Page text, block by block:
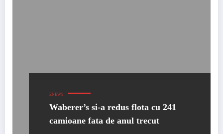
ENEWS
Waberer’s si-a redus flota cu 241
camioane fata de anul trecut